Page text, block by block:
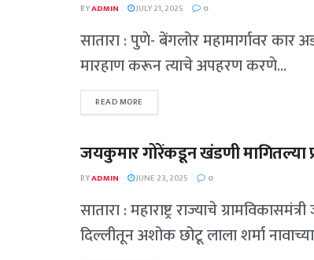
BYADMIN JULY 21, 2025 0
सातारा : पुणे- बेंगलोर महामार्गावर
मारहाण करून त्याचे अपहरण करणे...
READ MORE
गुन्हेगारी
जयकुमार गोरेंकडून खंडणी मागितल्या
BYADMIN JUNE 23, 2025 0
सातारा : महाराष्ट्र राज्याचे
दिल्लीतून अशोक छोटू लाला शर्मा नावाच्या